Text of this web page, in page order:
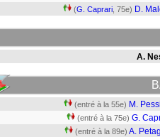
(G. Caprari , 75e) D.
A.
(entré à la 55e) M.
(entré à la 75e) G.
(entré à la 89e) A.